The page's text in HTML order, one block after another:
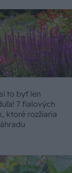
to byť len
7 fialových
ktoré rozžiaria